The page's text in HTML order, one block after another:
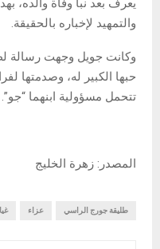
يعرف بعد نبأ وفاة والده،
والتمهيد لإخباره بالحقيقة.
وكانت جويل وجهت رسالة
حبها الكبير له، وصدمتها
تتحمل مسؤولية ابنهما “جو”.
المصدر: زهرة الخليج
طليقة جورج الراسي عزاء